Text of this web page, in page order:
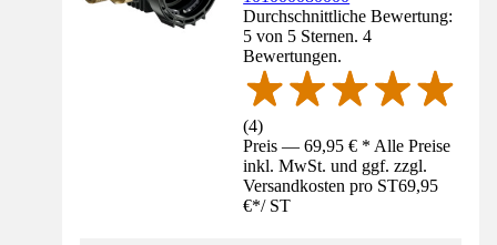
Durchschnittliche Bewertung:
5 von 5 Sternen. 4
Bewertungen.
(4)
Preis — 69,95 € * Alle Preise
inkl. MwSt. und ggf. zzgl.
Versandkosten pro ST69,95
€*/ ST